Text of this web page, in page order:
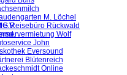
e.V.
M. Löchel
Reisebüro Rückwald
Wolf
John
Eversound
Blütenreich
Online